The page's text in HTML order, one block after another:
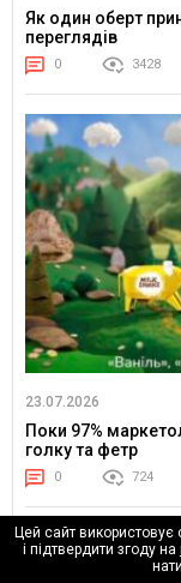
Як один оберт
переглядів
0 3428
23.07.2026
Поки 97%
голку та фетр
0 724
Цей сайт
і підтвердити згоду на